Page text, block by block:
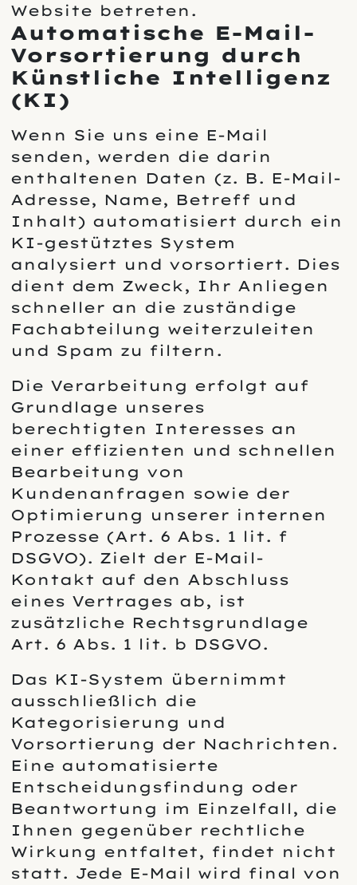
Website betreten.
Automatische E-Mail-
Vorsortierung durch
Künstliche Intelligenz
(KI)
Wenn Sie uns eine E-Mail
senden, werden die darin
enthaltenen Daten (z. B. E-Mail-
Adresse, Name, Betreff und
Inhalt) automatisiert durch ein
KI-gestütztes System
analysiert und vorsortiert. Dies
dient dem Zweck, Ihr Anliegen
schneller an die zuständige
Fachabteilung weiterzuleiten
und Spam zu filtern.
Die Verarbeitung erfolgt auf
Grundlage unseres
berechtigten Interesses an
einer effizienten und schnellen
Bearbeitung von
Kundenanfragen sowie der
Optimierung unserer internen
Prozesse (Art. 6 Abs. 1 lit. f
DSGVO). Zielt der E-Mail-
Kontakt auf den Abschluss
eines Vertrages ab, ist
zusätzliche Rechtsgrundlage
Art. 6 Abs. 1 lit. b DSGVO.
Das KI-System übernimmt
ausschließlich die
Kategorisierung und
Vorsortierung der Nachrichten.
Eine automatisierte
Entscheidungsfindung oder
Beantwortung im Einzelfall, die
Ihnen gegenüber rechtliche
Wirkung entfaltet, findet nicht
statt. Jede E-Mail wird final von